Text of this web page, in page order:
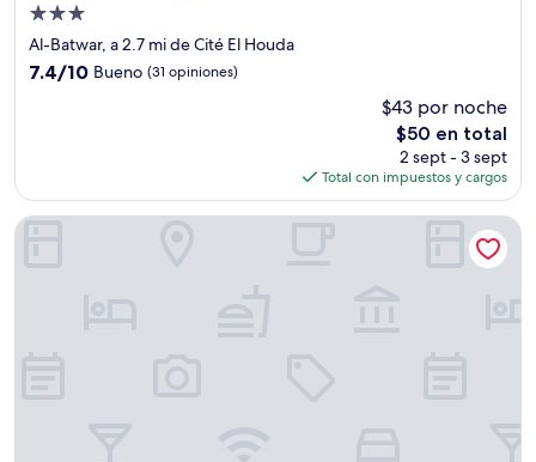
Propiedad
de
3.0
estrellas
Al-Batwar, a 2.7 mi de Cité El Houda
7.4
7.4/10 Bueno (31 opiniones)
$43 por noche
El
precio
actual
es
de
$50 en total
2 sept - 3 sept
Total con impuestos y cargos
Hôtel Marjane